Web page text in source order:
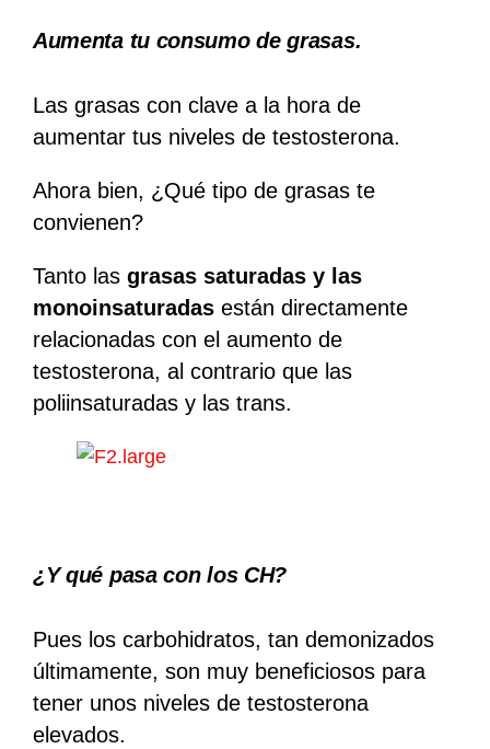
Aumenta tu consumo de grasas.
Las grasas con clave a la hora de
aumentar tus niveles de testosterona.
Ahora bien, ¿Qué tipo de grasas te
convienen?
Tanto las grasas saturadas y las
monoinsaturadasestán directamente
relacionadas con el aumento de
testosterona, al contrario que las
poliinsaturadas y las trans.
¿Y qué pasa con los CH?
Pues los carbohidratos, tan demonizados
últimamente, son muy beneficiosos para
tener unos niveles de testosterona
elevados.